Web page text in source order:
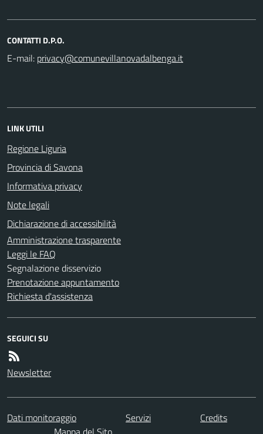
CONTATTI D.P.O.
E-mail:
LINK UTILI
Regione Liguria
Provincia di Savona
Informativa privacy
Note legali
Dichiarazione di accessibilità
Amministrazione trasparente
Leggi le FAQ
Segnalazione disservizio
Prenotazione appuntamento
Richiesta d'assistenza
SEGUICI SU
Newsletter
Dati monitoraggio Servizi
Credits